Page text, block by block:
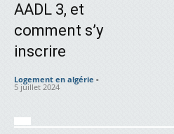
AADL 3, et
comment s’y
inscrire
Logement en algérie -
5 juillet 2024